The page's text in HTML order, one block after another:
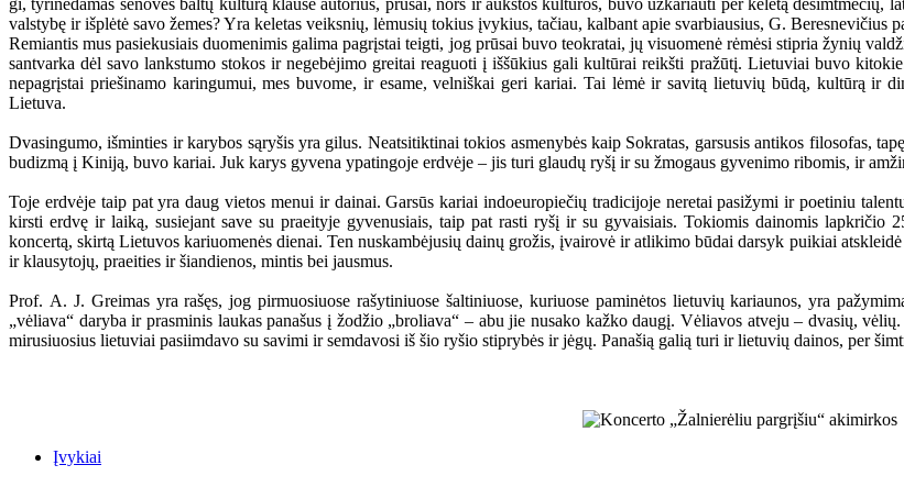
gi, tyrinėdamas senovės baltų kultūrą klausė autorius, prūsai, nors ir aukštos kultūros, buvo užkariauti per keletą
valstybę ir išplėtė savo žemes? Yra keletas veiksnių, lėmusių tokius įvykius, tačiau, kalbant apie svarbiausius, G.
Remiantis mus pasiekusiais duomenimis galima pagrįstai teigti, jog prūsai buvo teokratai, jų visuomenė rėmėsi stipria žynių
santvarka dėl savo lankstumo stokos ir negebėjimo greitai reaguoti į iššūkius gali kultūrai reikšti pražūtį. Lietuviai buvo
nepagrįstai priešinamo karingumui, mes buvome, ir esame, velniškai geri kariai. Tai lėmė ir savitą lietuvių būdą, kultūrą ir
Lietuva.
Dvasingumo, išminties ir karybos sąryšis yra gilus. Neatsitiktinai tokios asmenybės kaip Sokratas, garsusis antikos filosofas,
budizmą į Kiniją, buvo kariai. Juk karys gyvena ypatingoje erdvėje – jis turi glaudų ryšį ir su žmogaus gyvenimo ribomis, ir
Toje erdvėje taip pat yra daug vietos menui ir dainai. Garsūs kariai indoeuropiečių tradicijoje neretai pasižymi ir poetiniu
kirsti erdvę ir laiką, susiejant save su praeityje gyvenusiais, taip pat rasti ryšį ir su gyvaisiais. Tokiomis dainomis lapkričio
koncertą, skirtą Lietuvos kariuomenės dienai. Ten nuskambėjusių dainų grožis, įvairovė ir atlikimo būdai darsyk puikiai
ir klausytojų, praeities ir šiandienos, mintis bei jausmus.
Prof. A. J. Greimas yra rašęs, jog pirmuosiuose rašytiniuose šaltiniuose, kuriuose paminėtos lietuvių kariaunos, yra
„vėliava“ daryba ir prasminis laukas panašus į žodžio „broliava“ – abu jie nusako kažko daugį. Vėliavos atveju – dvasių,
mirusiuosius lietuviai pasiimdavo su savimi ir semdavosi iš šio ryšio stiprybės ir jėgų. Panašią galią turi ir lietuvių dainos, per
Įvykiai